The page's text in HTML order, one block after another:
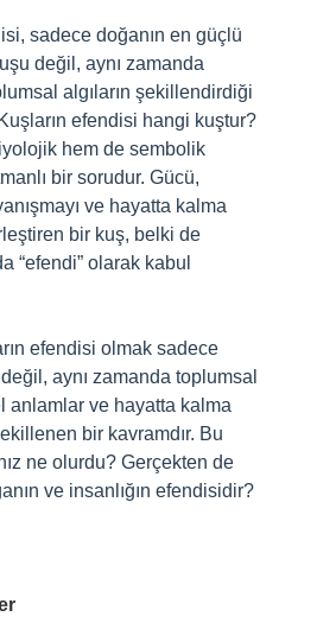
sadece doğanın en güçlü
değil, aynı zamanda
algıların şekillendirdiği
efendisi hangi kuştur?
hem de sembolik
bir sorudur. Gücü,
ve hayatta kalma
bir kuş, belki de
“efendi” olarak kabul
efendisi olmak sadece
aynı zamanda toplumsal
anlamlar ve hayatta kalma
bir kavramdır. Bu
ne olurdu? Gerçekten de
ve insanlığın efendisidir?